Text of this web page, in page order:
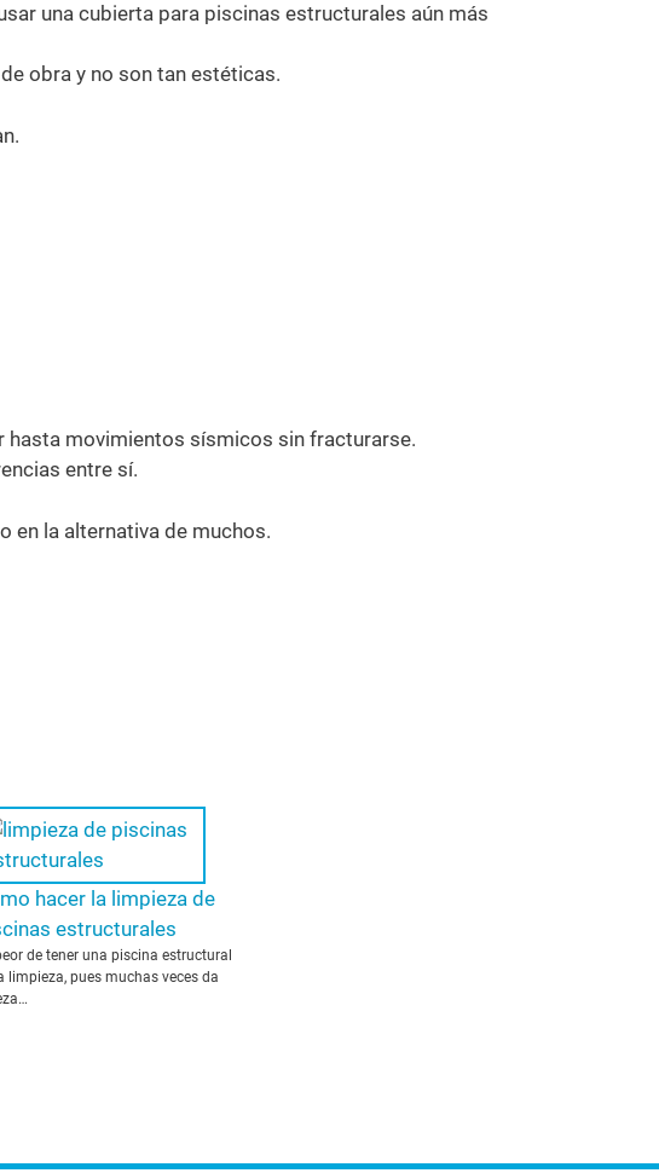
una cubierta para piscinas estructurales aún más
obra y no son tan estéticas.
hasta movimientos sísmicos sin fracturarse.
entre sí.
en la alternativa de muchos.
hacer la limpieza de
estructurales
de tener una piscina estructural
limpieza, pues muchas veces da